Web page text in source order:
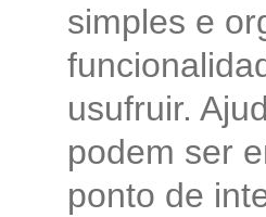
simples e
usufruir.
podem ser
ponto de